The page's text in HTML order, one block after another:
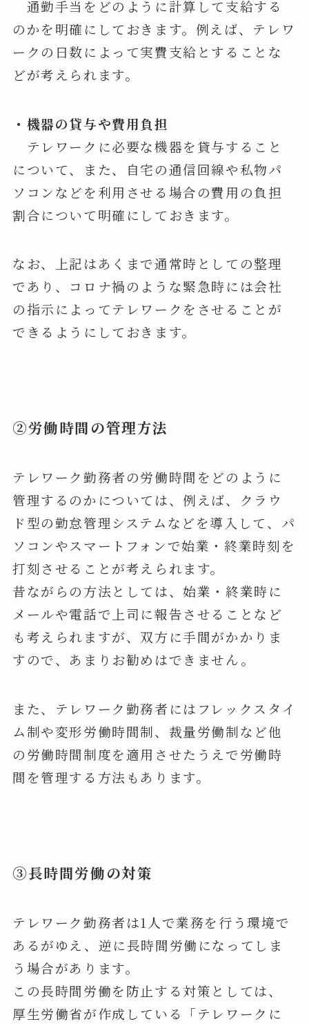
通勤手当をどのように計算して支給する
のかを明確にしておきます。例えば、テレワ
ークの日数によって実費支給とすることな
どが考えられます。
・機器の貸与や費用負担
テレワークに必要な機器を貸与すること
について、また、自宅の通信回線や私物パ
ソコンなどを利用させる場合の費用の負担
割合について明確にしておきます。
なお、上記はあくまで通常時としての整理
であり、コロナ禍のような緊急時には会社
の指示によってテレワークをさせることが
できるようにしておきます。
②労働時間の管理方法
テレワーク勤務者の労働時間をどのように
管理するのかについては、例えば、クラウ
ド型の勤怠管理システムなどを導入して、パ
ソコンやスマートフォンで始業・終業時刻を
打刻させることが考えられます。
昔ながらの方法としては、始業・終業時に
メールや電話で上司に報告させることなど
も考えられますが、双方に手間がかかりま
すので、あまりお勧めはできません。
また、テレワーク勤務者にはフレックスタイ
ム制や変形労働時間制、裁量労働制など他
の労働時間制度を適用させたうえで労働時
間を管理する方法もあります。
③長時間労働の対策
テレワーク勤務者は1人で業務を行う環境で
あるがゆえ、逆に長時間労働になってしま
う場合があります。
この長時間労働を防止する対策としては、
厚生労働省が作成している「テレワークに